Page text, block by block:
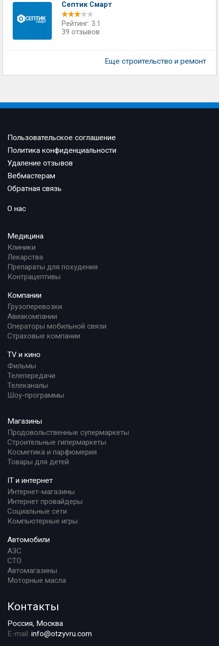
Септик Смарт
Рейтинг: 3.1
39 отзывов
Еще строительство и ремонт
Пользовательское соглашение
Политика конфиденциальности
Удаление отзывов
Вебмастерам
Обратная связь
О нас
Медицина
Клиники
Лекарства
Препараты для похудения
Контрацептивы
Компании
Грузоперевозки
Авиакомпании
Операторы мобильной связи
Страховые компании
TV и кино
Фильмы
Телепередачи
Телеканалы
Шоу-программы
Магазины
Продовольственные супермаркеты
Строительные гипермаркеты
Косметика и парфюмерия
Товары для детей
IT и интернет
Интернет-магазины
Интернет провайдеры
Социальные сети
Компьютерные игры
Автомобили
АЗС
СТО
Автомагазины
Моторные масла
Контакты
Россия, Москва
E-mail: info@otzyvru.com